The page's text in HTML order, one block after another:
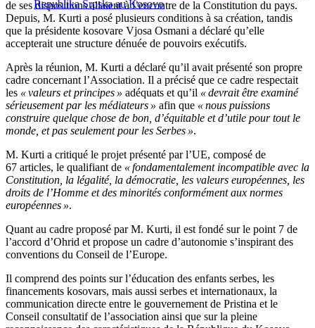
Republika Srpska au Kosovo
de ses dispositions allaient à l’encontre de la Constitution du pays.
Depuis, M. Kurti a posé plusieurs conditions à sa création, tandis
que la présidente kosovare Vjosa Osmani a déclaré qu’elle
accepterait une structure dénuée de pouvoirs exécutifs.
Après la réunion, M. Kurti a déclaré qu’il avait présenté son propre
cadre concernant l’Association. Il a précisé que ce cadre respectait
les « valeurs et principes » adéquats et qu’il « devrait être examiné
sérieusement par les médiateurs » afin que « nous puissions
construire quelque chose de bon, d’équitable et d’utile pour tout le
monde, et pas seulement pour les Serbes ».
M. Kurti a critiqué le projet présenté par l’UE, composé de
67 articles, le qualifiant de « fondamentalement incompatible avec la
Constitution, la légalité, la démocratie, les valeurs européennes, les
droits de l’Homme et des minorités conformément aux normes
européennes ».
Quant au cadre proposé par M. Kurti, il est fondé sur le point 7 de
l’accord d’Ohrid et propose un cadre d’autonomie s’inspirant des
conventions du Conseil de l’Europe.
Il comprend des points sur l’éducation des enfants serbes, les
financements kosovars, mais aussi serbes et internationaux, la
communication directe entre le gouvernement de Pristina et le
Conseil consultatif de l’association ainsi que sur la pleine